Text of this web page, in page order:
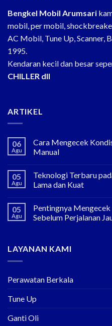
Bengkel Mobil Arumsari
mobil, per mobil,
AC Mobil, Tune Up, Scanner,
1995.
Kendaran kecil dan besar
CHILLER dll
ARTIKEL
06
Agu
Cara Mengecek
Manual
05
Agu
Teknologi Terbaru
Lama dan Kuat
05
Agu
Pentingnya
Sebelum Perjalanan
LAYANAN KAMI
Perawatan Berkala
Tune Up
Ganti Oli